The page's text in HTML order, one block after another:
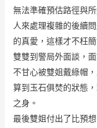
無法準確預估路徑與
人來處理複雜的後續
的真愛，這樣才不枉
雙雙到警局外面談，
不甘心被雙姐戴綠帽
算到玉石俱焚的狀態
之身。
最後雙姐付出了比預